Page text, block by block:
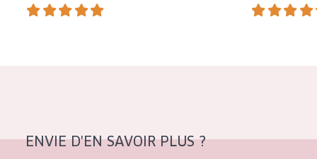
COLLECTION
ENVIE D'EN SAVOIR PLUS ?